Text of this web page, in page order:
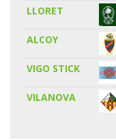
LLORET
ALCOY
VIGO STICK
VILANOVA